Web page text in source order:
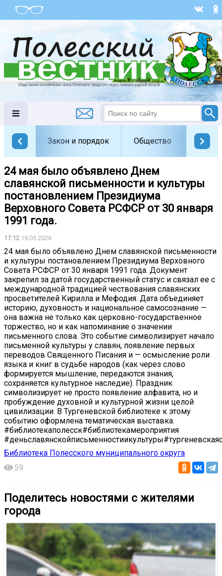
Закон и порядок Общество
24 мая было объявлено Днем
славянской письменности и культуры
постановлением Президиума
Верховного Совета РСФСР от 30 января
1991 года.
17:12 19.05.2026
24 мая было объявлено Днем славянской письменности
и культуры постановлением Президиума Верховного
Совета РСФСР от 30 января 1991 года. Документ
закрепил за датой государственный статус и связал ее с
международной традицией чествования славянских
просветителей Кирилла и Мефодия. Дата объединяет
историю, духовность и национальное самосознание —
она важна не только как церковно-государственное
торжество, но и как напоминание о значении
письменного слова. Это событие символизирует начало
письменной культуры у славян, появление первых
переводов Священного Писания и — осмысление роли
языка и книг в судьбе народов (как через слово
формируется мышление, передаются знания,
сохраняется культурное наследие). Праздник
символизирует не просто появление алфавита, но и
пробуждение духовной и культурной жизни целой
цивилизации. В Тургеневской библиотеке к этому
событию оформлена тематическая выставка.
#библиотекаполесск#библиотекамероприятия
Библиотека Полесского муниципального округа
59
Поделитесь новостями с жителями
города